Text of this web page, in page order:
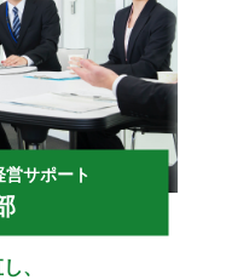
サポート
、